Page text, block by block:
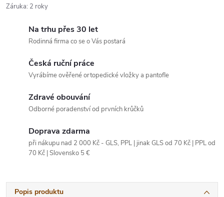
Záruka: 2 roky
Na trhu přes 30 let
Rodinná firma co se o Vás postará
Česká ruční práce
Vyrábíme ověřené ortopedické vložky a pantofle
Zdravé obouvání
Odborné poradenství od prvních krůčků
Doprava zdarma
při nákupu nad 2 000 Kč - GLS, PPL | jinak GLS od 70 Kč | PPL od
70 Kč | Slovensko 5 €
Popis produktu